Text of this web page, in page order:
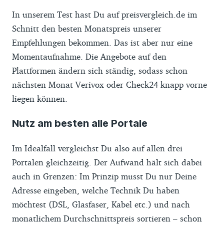
In unserem Test hast Du auf preisvergleich.de im
Schnitt den besten Monatspreis unserer
Empfehlungen bekommen. Das ist aber nur eine
Momentaufnahme. Die Angebote auf den
Plattformen ändern sich ständig, sodass schon
nächsten Monat Verivox oder Check24 knapp vorne
liegen können.
Nutz am besten alle Portale
Im Idealfall vergleichst Du also auf allen drei
Portalen gleichzeitig. Der Aufwand hält sich dabei
auch in Grenzen: Im Prinzip musst Du nur Deine
Adresse eingeben, welche Technik Du haben
möchtest (DSL, Glasfaser, Kabel etc.) und nach
monatlichem Durchschnittspreis sortieren – schon